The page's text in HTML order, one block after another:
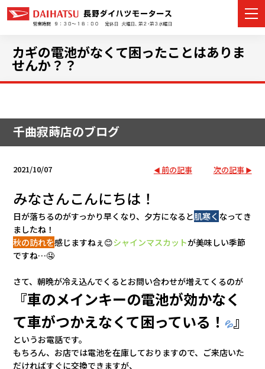
展示車・試乗車
店舗情報
ご購入者サポート
アフターサポート
カギの電池がなくて困ったことはありま
せんか？？
千曲寂蒔店のブログ
2021/10/07 前の記事 次の記事
みなさんこんにちは！
日が落ちるのがすっかり早くなり、夕方になると肌寒く なってき
ましたね！
秋の訪れを感じますねぇ😊シャインマスカットが美味しい季節
ですね…🤤
さて、朝晩が冷え込んでくるとお問い合わせが増えてくるのが
『車のメインキーの電池が効かなく
て車がつかえなくて困っている！ 💦』
というお電話です。
もちろん、お店では電池を在庫しておりますので、ご来店いた
だければすぐに交換できますが、